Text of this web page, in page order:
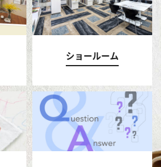
ショールーム